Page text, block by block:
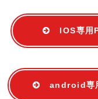
IOS専用
android専